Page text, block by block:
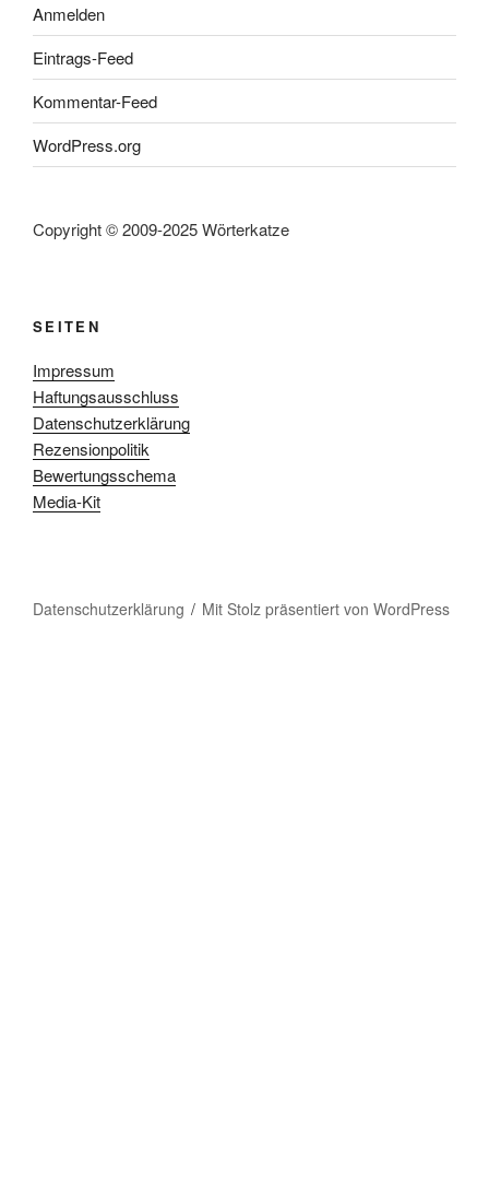
Anmelden
Eintrags-Feed
Kommentar-Feed
WordPress.org
Copyright © 2009-2025 Wörterkatze
SEITEN
Impressum
Haftungsausschluss
Datenschutzerklärung
Rezensionpolitik
Bewertungsschema
Media-Kit
Datenschutzerklärung Mit Stolz präsentiert von WordPress